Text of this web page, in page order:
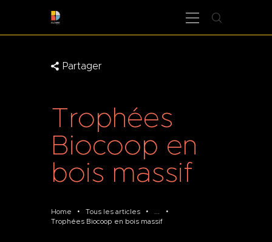
Partager
Trophées
Biocoop en
bois massif
Home Tous les articles
...
Trophées Biocoop en bois massif
PROFESSIONNELS
CONTACT